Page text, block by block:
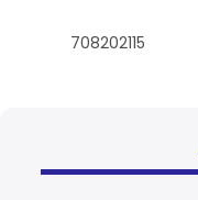
708202115